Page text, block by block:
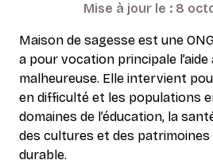
Mise à jour le : 8
Maison de sagesse est une
a pour vocation principale l’aide
malheureuse. Elle intervient
en difficulté et les populations
domaines de l’éducation, la
des cultures et des
durable.